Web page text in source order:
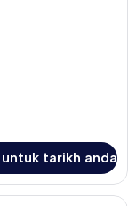
tarikh anda
tidur premium, bar